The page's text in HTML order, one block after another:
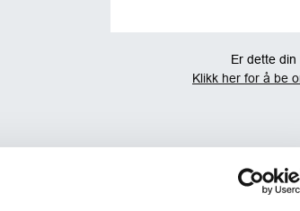
Er dette
Klikk her for å be